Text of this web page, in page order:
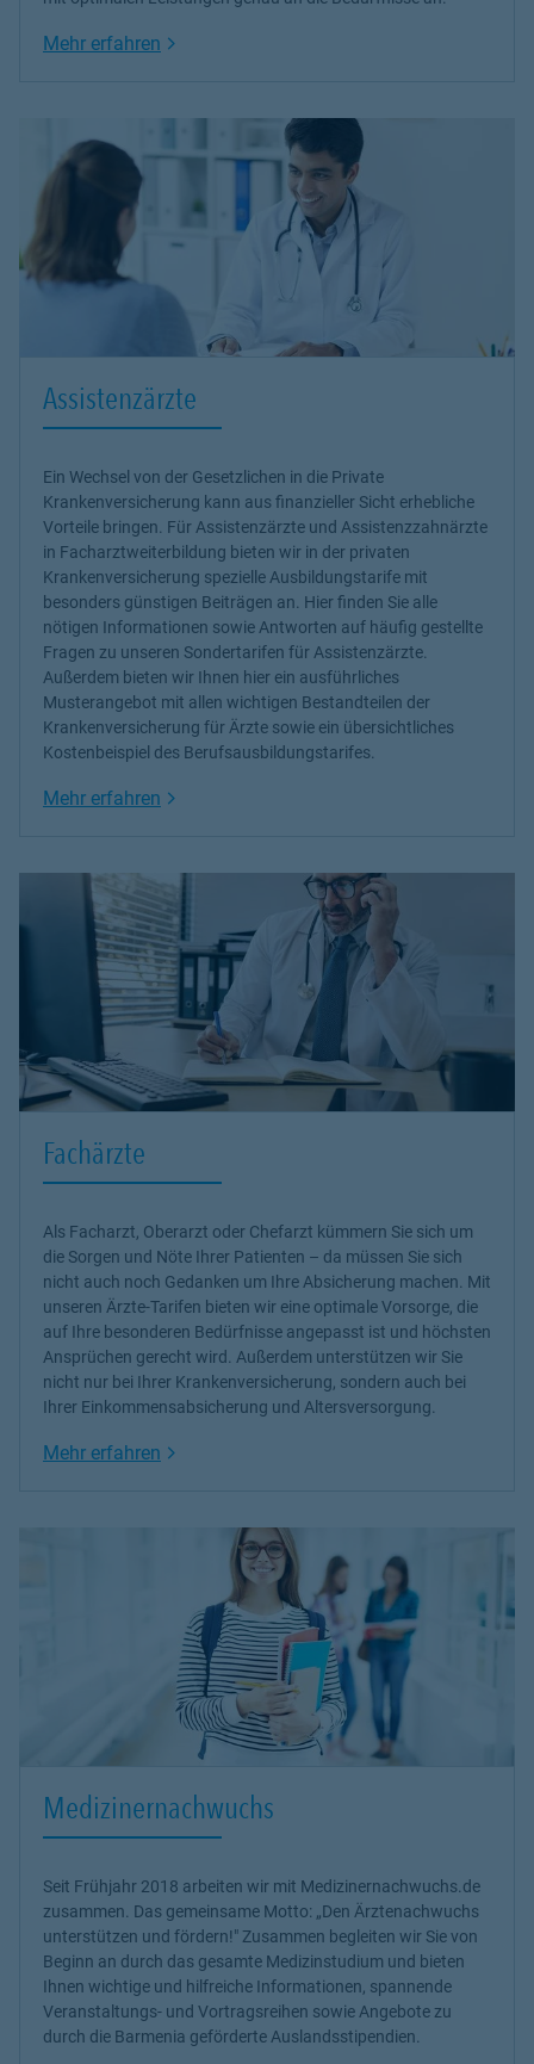
Mehr erfahren Link Opens in New Tab
Assistenzärzte
Ein Wechsel von der Gesetzlichen in die Private
Krankenversicherung kann aus finanzieller Sicht erhebliche
Vorteile bringen. Für Assistenzärzte und Assistenzzahnärzte
in Facharztweiterbildung bieten wir in der privaten
Krankenversicherung spezielle Ausbildungstarife mit
besonders günstigen Beiträgen an. Hier finden Sie alle
nötigen Informationen sowie Antworten auf häufig gestellte
Fragen zu unseren Sondertarifen für Assistenzärzte.
Außerdem bieten wir Ihnen hier ein ausführliches
Musterangebot mit allen wichtigen Bestandteilen der
Krankenversicherung für Ärzte sowie ein übersichtliches
Kostenbeispiel des Berufsausbildungstarifes.
Mehr erfahren Link Opens in New Tab
Fachärzte
Als Facharzt, Oberarzt oder Chefarzt kümmern Sie sich um
die Sorgen und Nöte Ihrer Patienten – da müssen Sie sich
nicht auch noch Gedanken um Ihre Absicherung machen. Mit
unseren Ärzte-Tarifen bieten wir eine optimale Vorsorge, die
auf Ihre besonderen Bedürfnisse angepasst ist und höchsten
Ansprüchen gerecht wird. Außerdem unterstützen wir Sie
nicht nur bei Ihrer Krankenversicherung, sondern auch bei
Ihrer Einkommensabsicherung und Altersversorgung.
Mehr erfahren Link Opens in New Tab
Medizinernachwuchs
Seit Frühjahr 2018 arbeiten wir mit Medizinernachwuchs.de
zusammen. Das gemeinsame Motto: „Den Ärztenachwuchs
unterstützen und fördern!" Zusammen begleiten wir Sie von
Beginn an durch das gesamte Medizinstudium und bieten
Ihnen wichtige und hilfreiche Informationen, spannende
Veranstaltungs- und Vortragsreihen sowie Angebote zu
durch die Barmenia geförderte Auslandsstipendien.